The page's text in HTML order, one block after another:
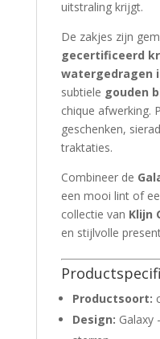
uitstraling krijgt.
De zakjes zijn
gecertificeerd
watergedragen
subtiele gouden
chique afwerking.
geschenken,
traktaties.
Combineer de
een mooi lint of
collectie van Klijn
en stijlvolle
Productsoort:
Design: Galaxy